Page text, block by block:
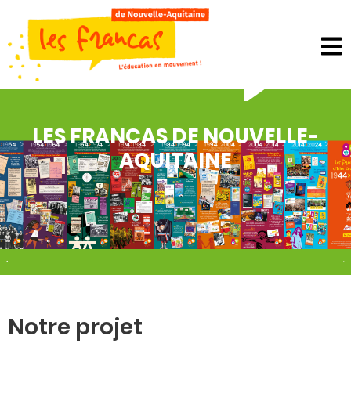
Panneau de gestion des cookies
LES FRANCAS DE NOUVELLE-
AQUITAINE
Notre projet